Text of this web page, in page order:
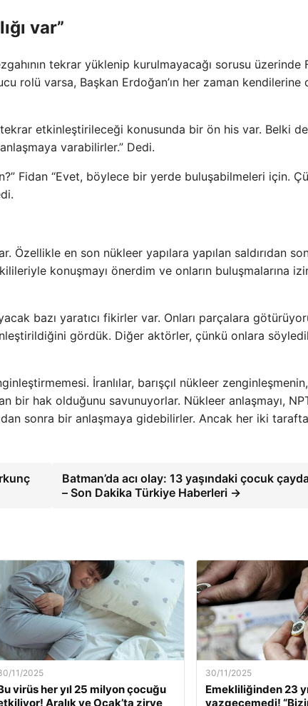
var”
tekrar yüklenip kurulmayacağı sorusu üzerinde
rolü varsa, Başkan Erdoğan’ın her zaman kendilerine
tekrar etkinleştirileceği konusunda bir ön his var. Belki
varabilirler.” Dedi.
Fidan “Evet, böylece bir yerde buluşabilmeleri için.
Özellikle en son nükleer yapılara yapılan saldırıdan
konuşmayı önerdim ve onların buluşmalarına
bazı yaratıcı fikirler var. Onları parçalara
gördük. Diğer aktörler, çünkü onlara
İranlılar, barışçıl nükleer
bir hak olduğunu savunuyorlar. Nükleer anlaşmayı,
sonra bir anlaşmaya gidebilirler. Ancak her iki
Batman’da acı olay: 13 yaşındaki çocuk
– Son Dakika Türkiye Haberleri →
11/2025
virüs her yıl 25 milyon çocuğu
Aralık ve Ocak’ta zirve
30/11/2025
Emekliliğinden 23
vazgeçemedi!